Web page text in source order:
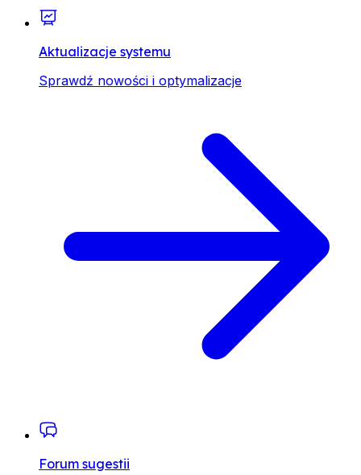
Aktualizacje systemu
Sprawdź nowości i optymalizacje
Forum sugestii